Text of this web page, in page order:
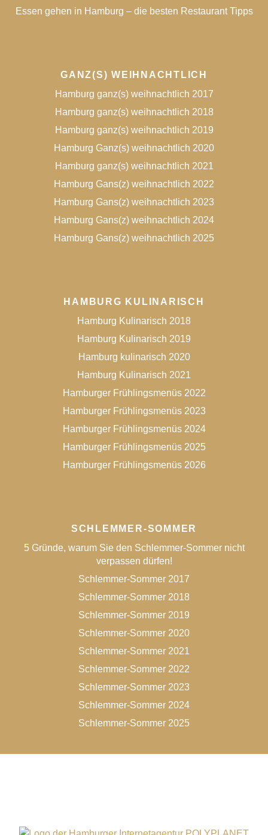
Essen gehen in Hamburg – die besten Restaurant Tipps
GANZ(S) WEIHNACHTLICH
Hamburg ganz(s) weihnachtlich 2017
Hamburg ganz(s) weihnachtlich 2018
Hamburg ganz(s) weihnachtlich 2019
Hamburg Ganz(s) weihnachtlich 2020
Hamburg ganz(s) weihnachtlich 2021
Hamburg Gans(z) weihnachtlich 2022
Hamburg Gans(z) weihnachtlich 2023
Hamburg Gans(z) weihnachtlich 2024
Hamburg Gans(z) weihnachtlich 2025
HAMBURG KULINARISCH
Hamburg Kulinarisch 2018
Hamburg Kulinarisch 2019
Hamburg kulinarisch 2020
Hamburg Kulinarisch 2021
Hamburger Frühlingsmenüs 2022
Hamburger Frühlingsmenüs 2023
Hamburger Frühlingsmenüs 2024
Hamburger Frühlingsmenüs 2025
Hamburger Frühlingsmenüs 2026
SCHLEMMER-SOMMER
5 Gründe, warum Sie den Schlemmer-Sommer nicht
verpassen dürfen!
Schlemmer-Sommer 2017
Schlemmer-Sommer 2018
Schlemmer-Sommer 2019
Schlemmer-Sommer 2020
Schlemmer-Sommer 2021
Schlemmer-Sommer 2022
Schlemmer-Sommer 2023
Schlemmer-Sommer 2024
Schlemmer-Sommer 2025